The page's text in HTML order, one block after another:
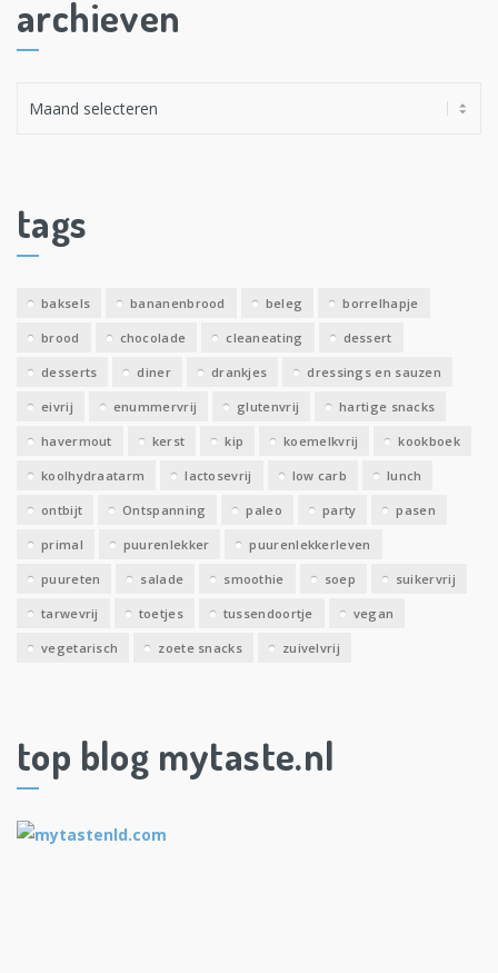
archieven
e
v
tags
baksels bananenbrood beleg borrelhapje
brood chocolade cleaneating dessert
desserts diner drankjes dressings en sauzen
eivrij enummervrij glutenvrij hartige snacks
havermout kerst kip koemelkvrij kookboek
koolhydraatarm lactosevrij low carb lunch
ontbijt Ontspanning paleo party pasen
primal puurenlekker puurenlekkerleven
puureten salade smoothie soep suikervrij
tarwevrij toetjes tussendoortje vegan
vegetarisch zoete snacks zuivelvrij
top blog mytaste.nl